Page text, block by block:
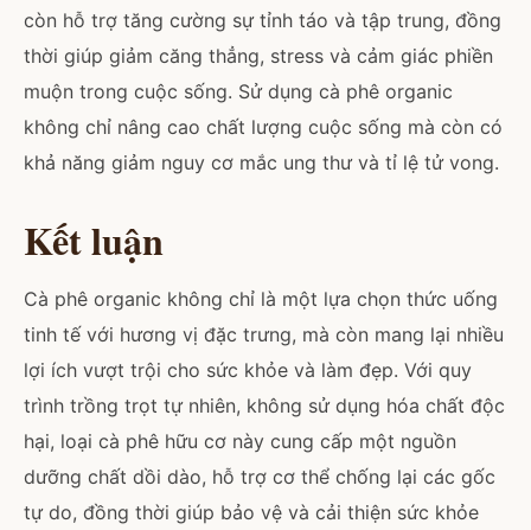
còn hỗ trợ tăng cường sự tỉnh táo và tập trung, đồng
thời giúp giảm căng thẳng, stress và cảm giác phiền
muộn trong cuộc sống. Sử dụng cà phê organic
không chỉ nâng cao chất lượng cuộc sống mà còn có
khả năng giảm nguy cơ mắc ung thư và tỉ lệ tử vong.
Kết luận
Cà phê organic không chỉ là một lựa chọn thức uống
tinh tế với hương vị đặc trưng, mà còn mang lại nhiều
lợi ích vượt trội cho sức khỏe và làm đẹp. Với quy
trình trồng trọt tự nhiên, không sử dụng hóa chất độc
hại, loại cà phê hữu cơ này cung cấp một nguồn
dưỡng chất dồi dào, hỗ trợ cơ thể chống lại các gốc
tự do, đồng thời giúp bảo vệ và cải thiện sức khỏe